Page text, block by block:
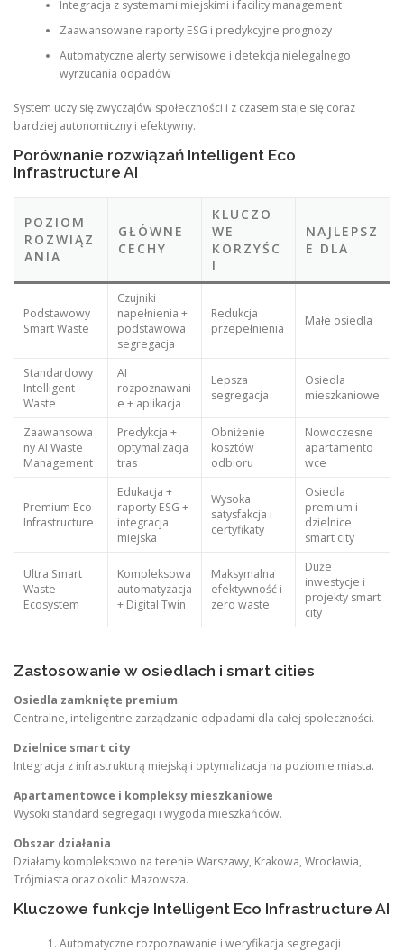
Integracja z systemami miejskimi i facility management
Zaawansowane raporty ESG i predykcyjne prognozy
Automatyczne alerty serwisowe i detekcja nielegalnego
wyrzucania odpadów
System uczy się zwyczajów społeczności i z czasem staje się coraz
bardziej autonomiczny i efektywny.
Porównanie rozwiązań Intelligent Eco
Infrastructure AI
POZIOM
ROZWIĄZ
ANIA
GŁÓWNE
CECHY
KLUCZO
WE
KORZYŚC
I
NAJLEPSZ
E DLA
Podstawowy
Smart Waste
Czujniki
napełnienia +
podstawowa
segregacja
Redukcja
przepełnienia
Małe osiedla
Standardowy
Intelligent
Waste
AI
rozpoznawani
e + aplikacja
Lepsza
segregacja
Osiedla
mieszkaniowe
Zaawansowa
ny AI Waste
Management
Predykcja +
optymalizacja
tras
Obniżenie
kosztów
odbioru
Nowoczesne
apartamento
wce
Premium Eco
Infrastructure
Edukacja +
raporty ESG +
integracja
miejska
Wysoka
satysfakcja i
certyfikaty
Osiedla
premium i
dzielnice
smart city
Ultra Smart
Waste
Ecosystem
Kompleksowa
automatyzacja
+ Digital Twin
Maksymalna
efektywność i
zero waste
Duże
inwestycje i
projekty smart
city
Zastosowanie w osiedlach i smart cities
Osiedla zamknięte premium
Centralne, inteligentne zarządzanie odpadami dla całej społeczności.
Dzielnice smart city
Integracja z infrastrukturą miejską i optymalizacja na poziomie miasta.
Apartamentowce i kompleksy mieszkaniowe
Wysoki standard segregacji i wygoda mieszkańców.
Obszar działania
Działamy kompleksowo na terenie Warszawy, Krakowa, Wrocławia,
Trójmiasta oraz okolic Mazowsza.
Kluczowe funkcje Intelligent Eco Infrastructure AI
Automatyczne rozpoznawanie i weryfikacja segregacji